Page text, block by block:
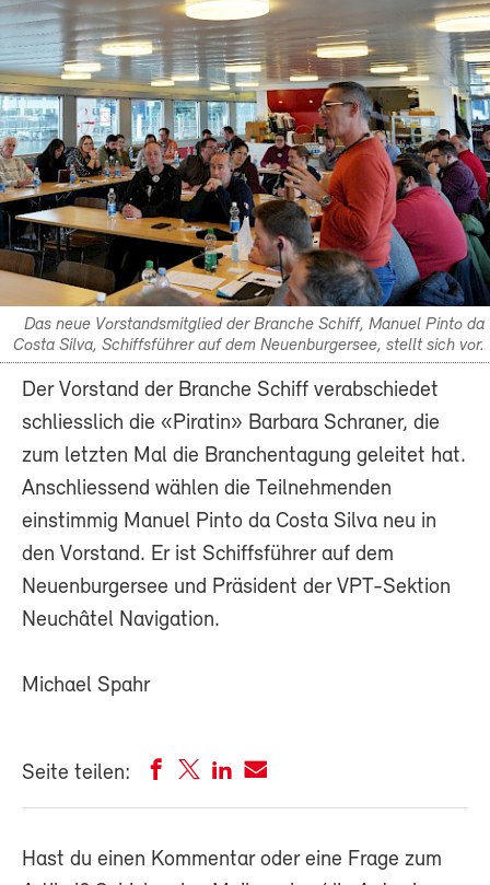
Das neue Vorstandsmitglied der Branche Schiff, Manuel Pinto da
Costa Silva, Schiffsführer auf dem Neuenburgersee, stellt sich vor.
Der Vorstand der Branche Schiff verabschiedet
schliesslich die «Piratin» Barbara Schraner, die
zum letzten Mal die Branchentagung geleitet hat.
Anschliessend wählen die Teilnehmenden
einstimmig Manuel Pinto da Costa Silva neu in
den Vorstand. Er ist Schiffsführer auf dem
Neuenburgersee und Präsident der VPT-Sektion
Neuchâtel Navigation.
Michael Spahr
Seite teilen:
Hast du einen Kommentar oder eine Frage zum